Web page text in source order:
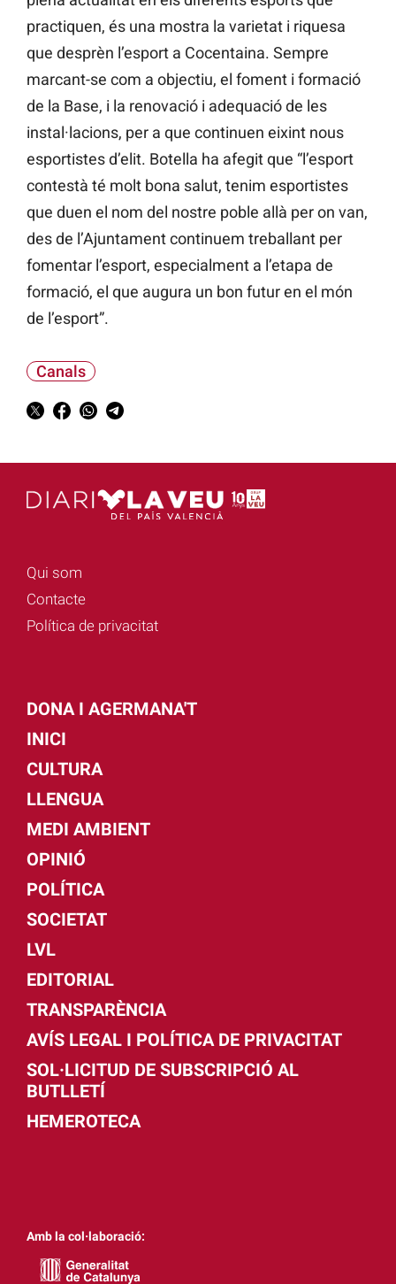
practiquen, és una mostra la varietat i riquesa
que desprèn l’esport a Cocentaina. Sempre
marcant-se com a objectiu, el foment i formació
de la Base, i la renovació i adequació de les
instal·lacions, per a que continuen eixint nous
esportistes d’elit. Botella ha afegit que “l’esport
contestà té molt bona salut, tenim esportistes
que duen el nom del nostre poble allà per on van,
des de l’Ajuntament continuem treballant per
fomentar l’esport, especialment a l’etapa de
formació, el que augura un bon futur en el món
de l’esport”.
Canals
Qui som
Contacte
Política de privacitat
DONA I AGERMANA'T
INICI
CULTURA
LLENGUA
MEDI AMBIENT
OPINIÓ
POLÍTICA
SOCIETAT
LVL
EDITORIAL
TRANSPARÈNCIA
AVÍS LEGAL I POLÍTICA DE PRIVACITAT
SOL·LICITUD DE SUBSCRIPCIÓ AL
BUTLLETÍ
HEMEROTECA
Amb la col·laboració: